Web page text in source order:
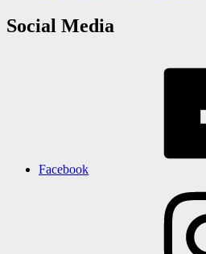
Social Media
Facebook